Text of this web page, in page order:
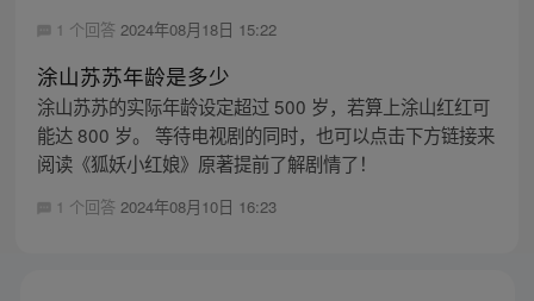
1 个回答 2024年08月18日 15:22
涂山苏苏年龄是多少
涂山苏苏的实际年龄设定超过 500 岁，若算上涂山红红可
能达 800 岁。 等待电视剧的同时，也可以点击下方链接来
阅读《狐妖小红娘》原著提前了解剧情了！
1 个回答 2024年08月10日 16:23